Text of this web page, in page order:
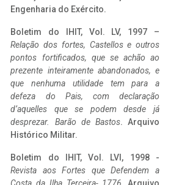
Engenharia do Exército.
Boletim do IHIT, Vol. LV, 1997 –
Relação dos fortes, Castellos e outros
pontos fortificados, que se achão ao
prezente inteiramente abandonados, e
que nenhuma utilidade tem para a
defeza do Pais, com declaração
d’aquelles que se podem desde já
desprezar. Barão de Bastos. Arquivo
Histórico Militar.
Boletim do IHIT, Vol. LVI, 1998 -
Revista aos Fortes que Defendem a